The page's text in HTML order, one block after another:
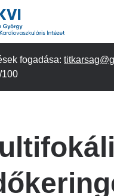
fogadása:
100